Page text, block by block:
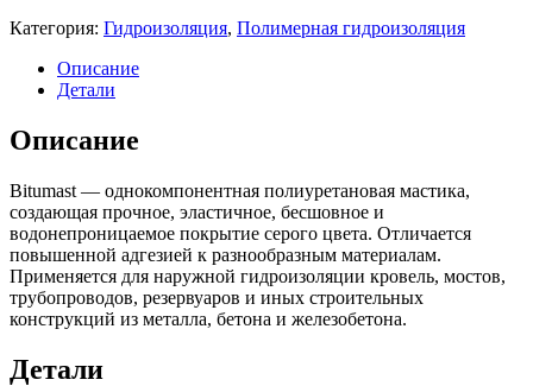
Категория: Гидроизоляция, Полимерная гидроизоляция
Описание
Детали
Описание
Bitumast — однокомпонентная полиуретановая мастика,
создающая прочное, эластичное, бесшовное и
водонепроницаемое покрытие серого цвета. Отличается
повышенной адгезией к разнообразным материалам.
Применяется для наружной гидроизоляции кровель, мостов,
трубопроводов, резервуаров и иных строительных
конструкций из металла, бетона и железобетона.
Детали